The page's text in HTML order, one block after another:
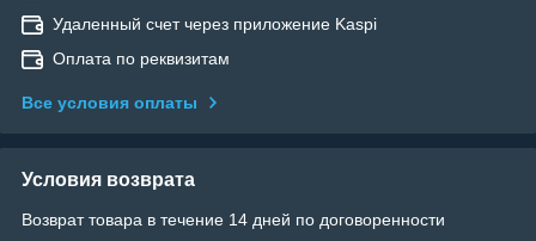
Удаленный счет через приложение Kaspi
Оплата по реквизитам
Все условия оплаты
Условия возврата
Возврат товара в течение 14 дней по договоренности